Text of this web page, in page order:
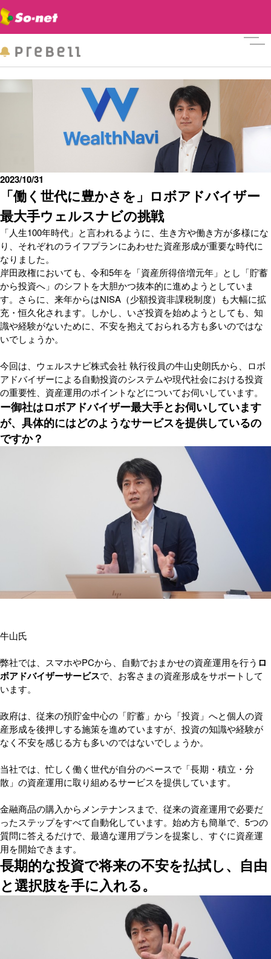
「働く世代に豊かさを」ロボアドバイザー
最大手ウェルスナビの挑戦
2023/10/31
「人生100年時代」と言われるように、生き方や働き方が多様にな
り、それぞれのライフプランにあわせた資産形成が重要な時代に
なりました。
岸田政権においても、令和5年を「資産所得倍増元年」とし「貯蓄
から投資へ」のシフトを大胆かつ抜本的に進めようとしていま
す。さらに、来年からはNISA（少額投資非課税制度）も大幅に拡
充・恒久化されます。しかし、いざ投資を始めようとしても、知
識や経験がないために、不安を抱えておられる方も多いのではな
いでしょうか。
今回は、ウェルスナビ株式会社 執行役員の牛山史朗氏から、ロボ
アドバイザーによる自動投資のシステムや現代社会における投資
の重要性、資産運用のポイントなどについてお伺いしています。
ー御社はロボアドバイザー最大手とお伺いしています
が、具体的にはどのようなサービスを提供しているの
ですか？
牛山氏
弊社では、スマホやPCから、自動でおまかせの資産運用を行う ロ
ボアドバイザーサービスで、お客さまの資産形成をサポートして
います。
政府は、従来の預貯金中心の「貯蓄」から「投資」へと個人の資
産形成を後押しする施策を進めていますが、投資の知識や経験が
なく不安を感じる方も多いのではないでしょうか。
当社では、忙しく働く世代が自分のペースで「長期・積立・分
散」の資産運用に取り組めるサービスを提供しています。
金融商品の購入からメンテナンスまで、従来の資産運用で必要だ
ったステップをすべて自動化しています。始め方も簡単で、5つの
質問に答えるだけで、最適な運用プランを提案し、すぐに資産運
用を開始できます。
長期的な投資で将来の不安を払拭し、自由
と選択肢を手に入れる。